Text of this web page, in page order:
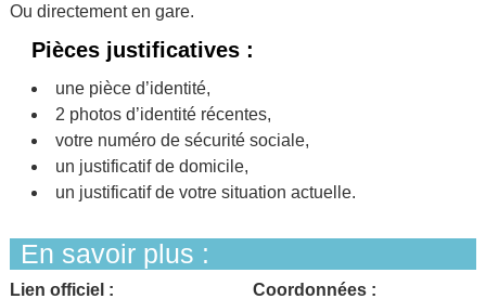
Ou directement en gare.
Pièces justificatives :
une pièce d’identité,
2 photos d’identité récentes,
votre numéro de sécurité sociale,
un justificatif de domicile,
un justificatif de votre situation actuelle.
En savoir plus :
Lien officiel :
Coordonnées :